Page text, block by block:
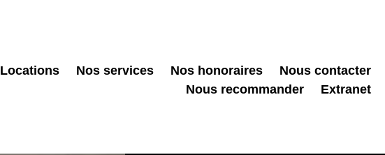
Locations Nos services Nos honoraires
Nous contacter
Nous recommander
Extranet